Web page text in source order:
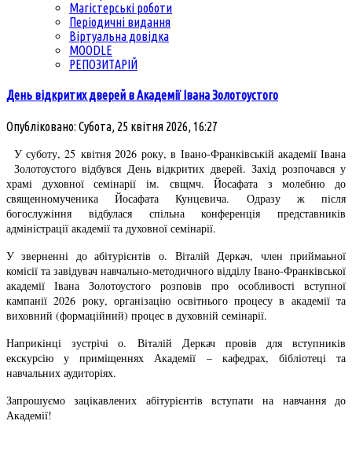
Магістерські роботи
Періодичні видання
Віртуальна довідка
MOODLE
РЕПОЗИТАРІЙ
День відкритих дверей в Академії Івана Золотоустого
Опубліковано: Субота, 25 квітня 2026, 16:27
У суботу, 25 квітня 2026 року, в Івано-Франківській академії Івана
Золотоустого відбувся День відкритих дверей. Захід розпочався у
храмі духовної семінарії ім. свщмч. Йосафата з молебню до
священномученика Йосафата Кунцевича. Одразу ж після
богослужіння відбулася спільна конференція представників
адміністрації академії та духовної семінарії.
У зверненні до абітурієнтів о. Віталій Деркач, член приймаьної
комісії та завідувач навчально-методичного відділу Івано-Франківської
академії Івана Золотоустого розповів про особливості вступної
кампанії 2026 року, організацію освітнього процесу в академії та
виховний (формаційний) процес в духовній семінарії.
Наприкінці зустрічі о. Віталій Деркач провів для вступників
екскурсію у приміщеннях Академії – кафедрах, бібліотеці та
навчальних аудиторіях.
Запрошуємо зацікавлених абітурієнтів вступати на навчання до
Академії!